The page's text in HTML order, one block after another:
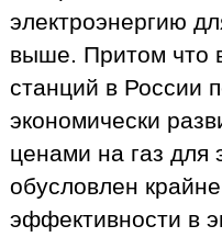
электроэнергию
выше. Притом что
станций в России
экономически
ценами на газ для
обусловлен
эффективности в